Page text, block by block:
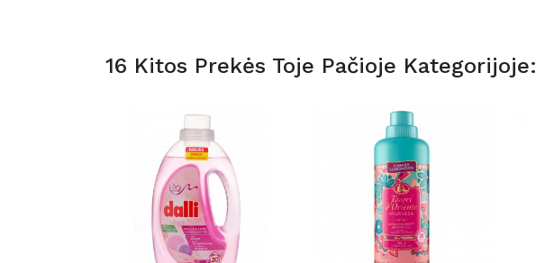
16 Kitos Prekės Toje Pačioje Kategorijoje: